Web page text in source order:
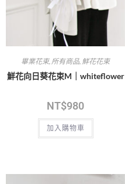
畢業花束,所有商品, 鮮花花束
鮮花向日葵花束M｜whiteflower
NT$980
加入購物車